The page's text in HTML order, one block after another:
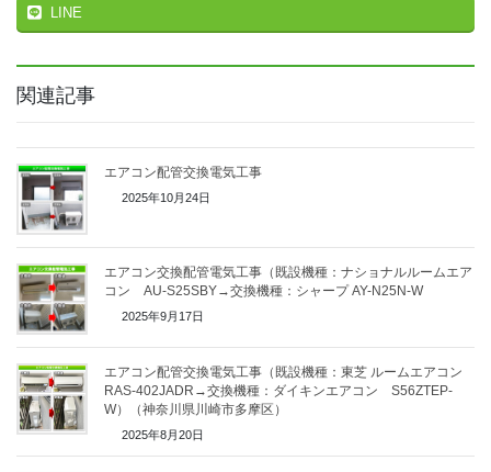
LINE
関連記事
エアコン配管交換電気工事
2025年10月24日
エアコン交換配管電気工事（既設機種：ナショナルルームエア
コン AU-S25SBY→交換機種：シャープ AY-N25N-W
2025年9月17日
エアコン配管交換電気工事（既設機種：東芝 ルームエアコン
RAS-402JADR→交換機種：ダイキンエアコン S56ZTEP-
W）（神奈川県川崎市多摩区）
2025年8月20日